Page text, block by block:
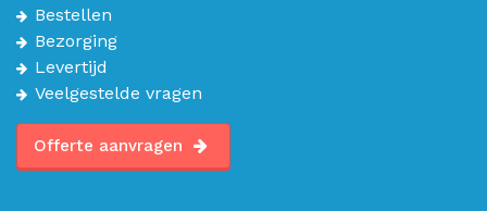
Bestellen
Bezorging
Levertijd
Veelgestelde vragen
Offerte aanvragen